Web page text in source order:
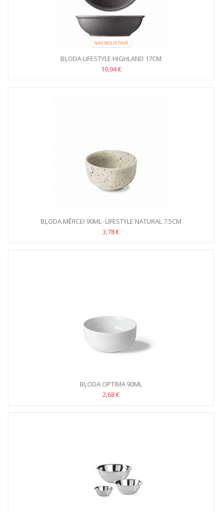
NAV NOLIKTAVĀ
BĻODA LIFESTYLE HIGHLAND 17CM
10,94 €
BĻODA MĒRCEI 90ML- LIFESTYLE NATURAL 7.5CM
3,78 €
BĻODA OPTIMA 90ML
2,68 €